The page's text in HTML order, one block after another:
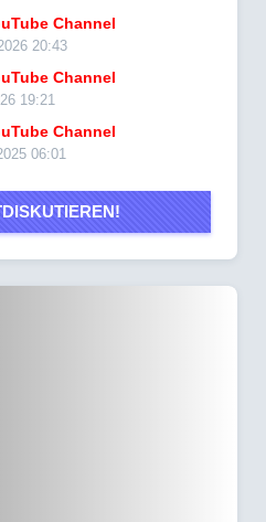
Channel
20:43
Channel
19:21
Channel
06:01